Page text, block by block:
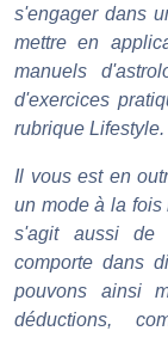
s'engager dans
mettre en
manuels
d'exercices
rubrique Lifestyle.
Il vous est en
un mode à la fois
s'agit aussi de
comporte dans
pouvons ainsi
déductions,